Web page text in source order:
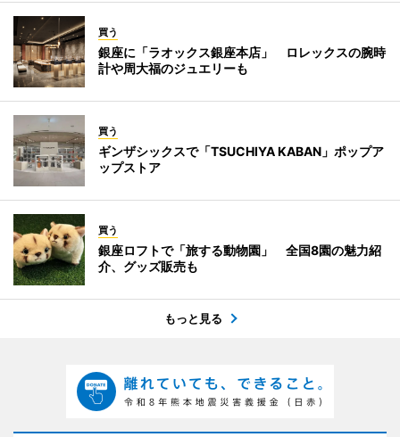
買う
銀座に「ラオックス銀座本店」 ロレックスの腕時
計や周大福のジュエリーも
買う
ギンザシックスで「TSUCHIYA KABAN」ポップア
ップストア
買う
銀座ロフトで「旅する動物園」 全国8園の魅力紹
介、グッズ販売も
もっと見る